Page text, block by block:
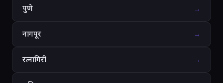
पुणे →
नागपूर →
रत्नागिरी →